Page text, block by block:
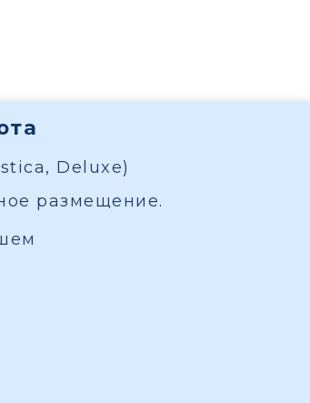
Deluxe)
размещение.